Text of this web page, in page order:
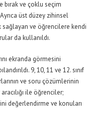
bırak ve çoklu seçim
üst düzey zihinsel
ve öğrencilere kendi
da kullanıldı.
ekranda görmesini
9, 10, 11 ve 12. sınıf
ve soru çözümlerinin
ile öğrenciler;
değerlendirme ve konuları